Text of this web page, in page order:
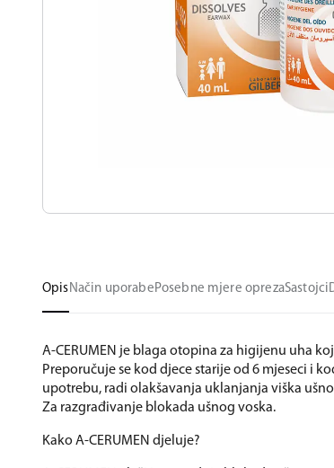
OpisNačin uporabePosebne mjere oprezaSastojci
A-CERUMEN je blaga otopina za higijenu uha
Preporučuje se kod djece starije od 6 mjeseci i
upotrebu, radi olakšavanja uklanjanja viška
Za razgrađivanje blokada ušnog voska.
Kako A-CERUMEN djeluje?